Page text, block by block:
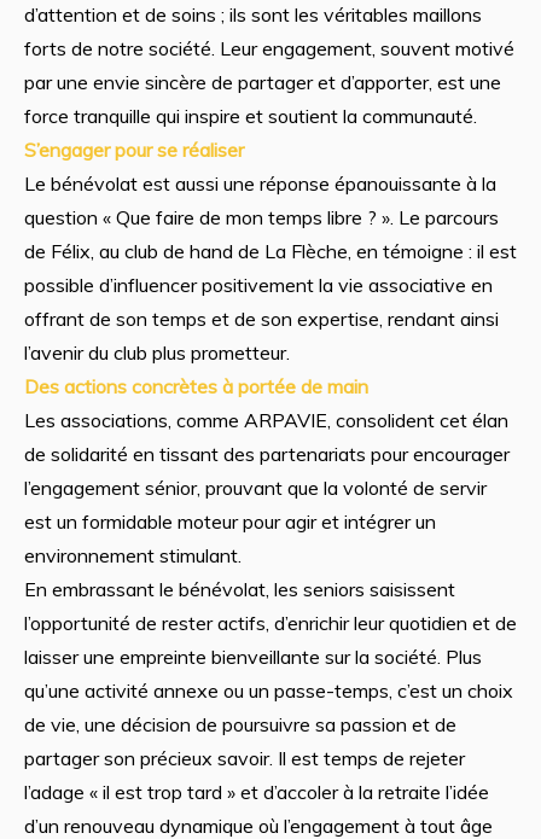
d’attention et de soins ; ils sont les véritables maillons
forts de notre société. Leur engagement, souvent motivé
par une envie sincère de partager et d’apporter, est une
force tranquille qui inspire et soutient la communauté.
S’engager pour se réaliser
Le bénévolat est aussi une réponse épanouissante à la
question « Que faire de mon temps libre ? ». Le parcours
de Félix, au club de hand de La Flèche, en témoigne : il est
possible d’influencer positivement la vie associative en
offrant de son temps et de son expertise, rendant ainsi
l’avenir du club plus prometteur.
Des actions concrètes à portée de main
Les associations, comme ARPAVIE, consolident cet élan
de solidarité en tissant des partenariats pour encourager
l’engagement sénior, prouvant que la volonté de servir
est un formidable moteur pour agir et intégrer un
environnement stimulant.
En embrassant le bénévolat, les seniors saisissent
l’opportunité de rester actifs, d’enrichir leur quotidien et de
laisser une empreinte bienveillante sur la société. Plus
qu’une activité annexe ou un passe-temps, c’est un choix
de vie, une décision de poursuivre sa passion et de
partager son précieux savoir. Il est temps de rejeter
l’adage « il est trop tard » et d’accoler à la retraite l’idée
d’un renouveau dynamique où l’engagement à tout âge